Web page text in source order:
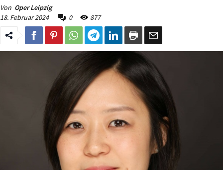
Von Oper Leipzig
18. Februar 2024
0 877